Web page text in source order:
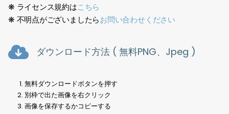
❋ ライセンス規約はこちら
❋ 不明点がございましたらお問い合わせください
ダウンロード方法 ( 無料PNG、Jpeg )
無料ダウンロードボタンを押す
別枠で出た画像を右クリック
画像を保存するかコピーする